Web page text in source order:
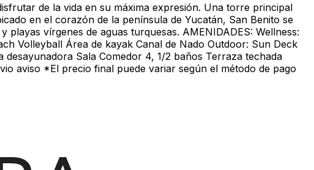
de la vida en su máxima expresión. Una torre principal
en el corazón de la península de Yucatán, San Benito se
vírgenes de aguas turquesas. AMENIDADES: Wellness:
Volleyball Área de kayak Canal de Nado Outdoor: Sun Deck
Sala Comedor 4, 1/2 baños Terraza techada
aviso *El precio final puede variar según el método de pago